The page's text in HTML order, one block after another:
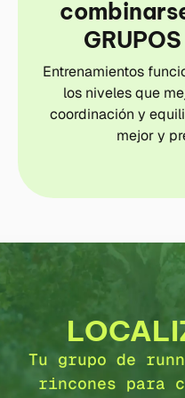
Entrenamientos
los niveles que
coordinación y
mejor y
Tu grupo de
rincones para